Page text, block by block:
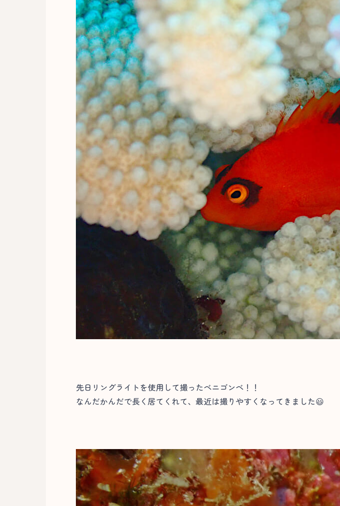
先日リングライトを使用して撮ったベニゴンベ！！
なんだかんだで長く居てくれて、最近は撮りやすくなってきました😃